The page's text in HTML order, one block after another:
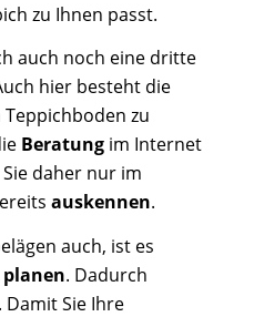
zu Ihnen passt.
auch noch eine dritte
hier besteht die
zu
Beratungim Internet
daher nur im
auskennen.
auch, ist es
planen. Dadurch
Damit Sie Ihre